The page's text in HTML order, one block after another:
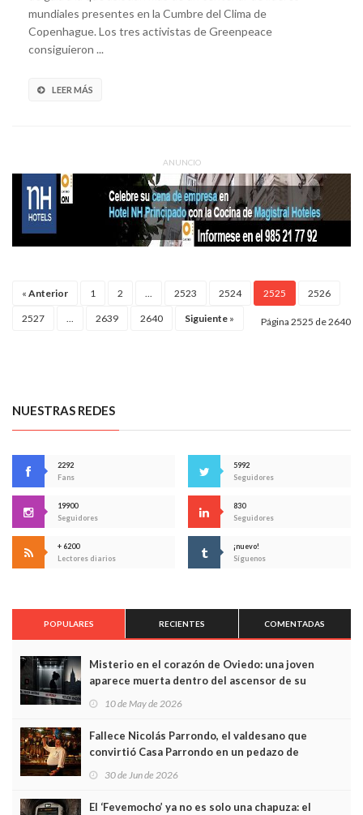
mundiales presentes en la Cumbre del Clima de
Copenhague. Los tres activistas de Greenpeace
consiguieron ...
LEER MÁS
ANUNCIO
« Anterior 1 2 2523 2524 2525 2526
2527 2639 2640 Siguiente » Página 2525 de 2640
NUESTRAS REDES
2292
Fans
5992
Seguidores
19900
Seguidores
830
Seguidores
+ 6200
Lectores diarios
¡nuevo!
Síguenos
POPULARES RECIENTES COMENTADAS
Misterio en el corazón de Oviedo: una joven
aparece muerta dentro del ascensor de su
10 de May de 2026
Fallece Nicolás Parrondo, el valdesano que
convirtió Casa Parrondo en un pedazo de
30 de Jun de 2026
El ‘Fevemocho’ ya no es solo una chapuza: el